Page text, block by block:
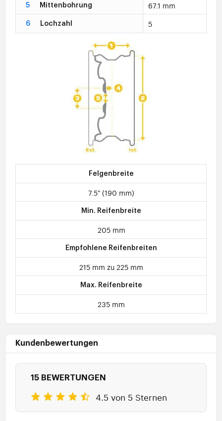
5 Mittenbohrung 67.1 mm
6 Lochzahl 5
Felgenbreite
7.5" (190 mm)
Min. Reifenbreite
205 mm
Empfohlene Reifenbreiten
215 mm zu 225 mm
Max. Reifenbreite
235 mm
Kundenbewertungen
15 BEWERTUNGEN
4.5 von 5 Sternen